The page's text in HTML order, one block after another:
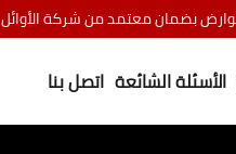
بضمان معتمد من شركة الأوائل
الأسئلة الشائعة اتصل بنا